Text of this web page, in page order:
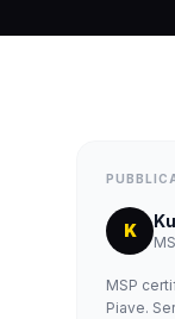
K
MSP
Piave.